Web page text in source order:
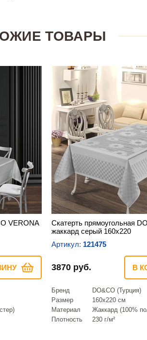
ТОВАРЫ
VERONA
Скатерть прямоугольная
жаккард серый 160х220
Артикул: 121475
3870 руб. В
Бренд
DO&CO (Турция)
Размер
160х220 см
Материал
Жаккард (100%
Плотность
230 г/м²